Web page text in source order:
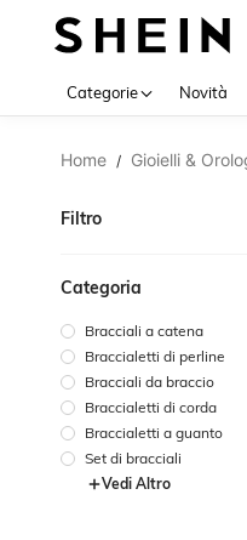
Categorie Novità
Home / Gioielli &
Filtro
Categoria
Bracciali a catena
Braccialetti di perline
Bracciali da braccio
Braccialetti di corda
Braccialetti a guanto
Set di bracciali
Vedi Altro